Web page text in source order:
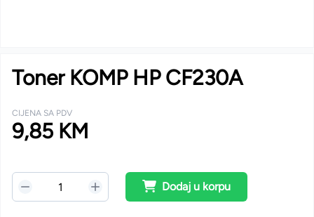
Toner KOMP HP CF230A
CIJENA SA PDV
9,85 KM
Dodaj u korpu